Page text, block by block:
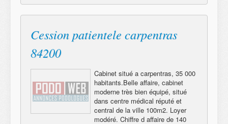
Cession patientele carpentras
84200
Cabinet situé a carpentras, 35 000
habitants.Belle affaire, cabinet
moderne très bien équipé, situé
dans centre médical réputé et
central de la ville 100m2. Loyer
modéré. Chiffre d affaire de 140